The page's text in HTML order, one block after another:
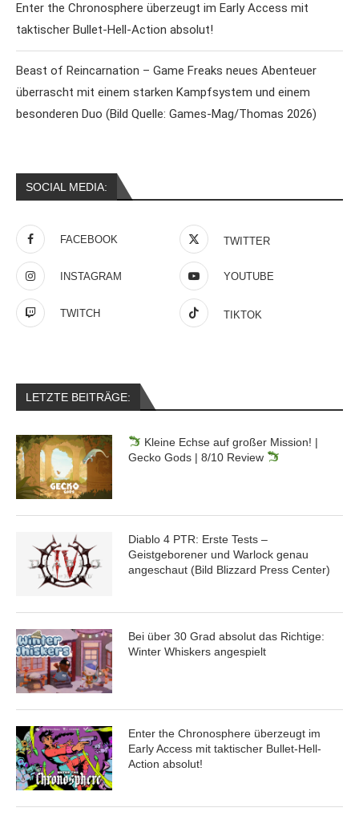
Enter the Chronosphere überzeugt im Early Access mit
taktischer Bullet-Hell-Action absolut!
Beast of Reincarnation – Game Freaks neues Abenteuer
überrascht mit einem starken Kampfsystem und einem
besonderen Duo (Bild Quelle: Games-Mag/Thomas 2026)
SOCIAL MEDIA:
FACEBOOK TWITTER
INSTAGRAM YOUTUBE
TWITCH TIKTOK
LETZTE BEITRÄGE:
Kleine Echse auf großer Mission! |
Gecko Gods | 8/10 Review
Diablo 4 PTR: Erste Tests –
Geistgeborener und Warlock genau
angeschaut (Bild Blizzard Press Center)
Bei über 30 Grad absolut das Richtige:
Winter Whiskers angespielt
Enter the Chronosphere überzeugt im
Early Access mit taktischer Bullet-Hell-
Action absolut!